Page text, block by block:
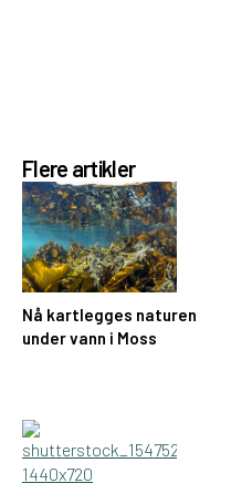
Flere artikler
Nå kartlegges naturen
under vann i Moss